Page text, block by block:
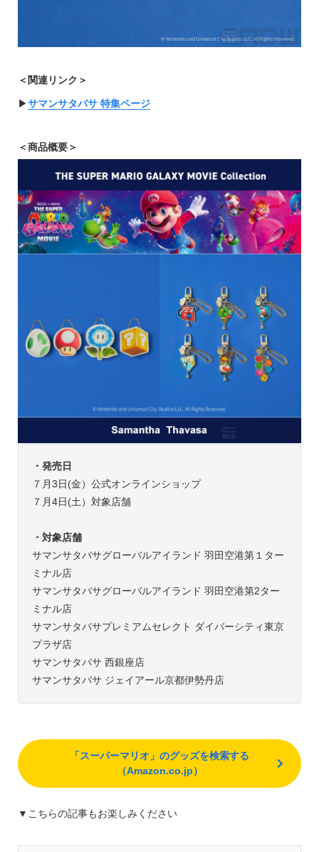
＜関連リンク＞
▶︎サマンサタバサ 特集ページ
＜商品概要＞
・発売日
７月3日(金）公式オンラインショップ
７月4日(土）対象店舗
・対象店舗
サマンサタバサグローバルアイランド 羽田空港第１ター
ミナル店
サマンサタバサグローバルアイランド 羽田空港第2ター
ミナル店
サマンサタバサプレミアムセレクト ダイバーシティ東京
プラザ店
サマンサタバサ 西銀座店
サマンサタバサ ジェイアール京都伊勢丹店
「スーパーマリオ」のグッズを検索する
（Amazon.co.jp）
▼こちらの記事もお楽しみください